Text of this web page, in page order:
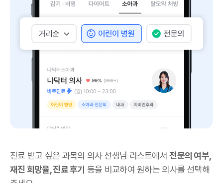
진료 받고 싶은 과목의 의사 선생님 리스트에서전문의 여부,
재진 희망율, 진료 후기 등을 비교하여 원하는 의사를 선택해